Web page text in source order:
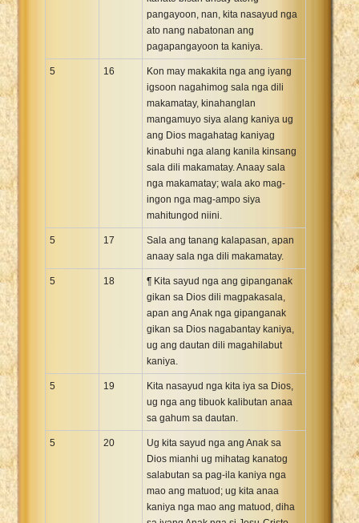
pangayoon, nan, kita nasayud nga
ato nang nabatonan ang
pagapangayoon ta kaniya.
5 16
Kon may makakita nga ang iyang
igsoon nagahimog sala nga dili
makamatay, kinahanglan
mangamuyo siya alang kaniya ug
ang Dios magahatag kaniyag
kinabuhi nga alang kanila kinsang
sala dili makamatay. Anaay sala
nga makamatay; wala ako mag-
ingon nga mag-ampo siya
mahitungod niini.
5 17
Sala ang tanang kalapasan, apan
anaay sala nga dili makamatay.
5 18
¶ Kita sayud nga ang gipanganak
gikan sa Dios dili magpakasala,
apan ang Anak nga gipanganak
gikan sa Dios nagabantay kaniya,
ug ang dautan dili magahilabut
kaniya.
5 19
Kita nasayud nga kita iya sa Dios,
ug nga ang tibuok kalibutan anaa
sa gahum sa dautan.
5 20
Ug kita sayud nga ang Anak sa
Dios mianhi ug mihatag kanatog
salabutan sa pag-ila kaniya nga
mao ang matuod; ug kita anaa
kaniya nga mao ang matuod, diha